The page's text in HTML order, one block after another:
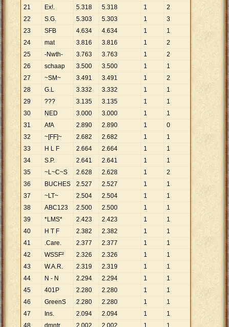
21
Ex!. 5.318 5.318 1
2
22
S.G. 5.303 5.303 1
3
23
SFB 4.634 4.634 1
1
24
mat 3.816 3.816 1
2
25
-Nwth- 3.763 3.763 1
2
26
schaap 3.500 3.500 1
1
27
~SM~ 3.491 3.491 1
2
28
G.L 3.332 3.332 1
1
29
??? 3.135 3.135 1
1
30
NED 3.000 3.000 1
1
31
AfA 2.890 2.890 1
0
32
~[FF]~ 2.682 2.682 1
1
33
H L F 2.664 2.664 1
1
34
S.P. 2.641 2.641 1
1
35
~L~C~S 2.628 2.628 1
2
36
BUCHES 2.527 2.527 1
1
37
~LT~ 2.504 2.504 1
1
38
ABC123 2.500 2.500 1
1
39
*LMS* 2.423 2.423 1
1
40
H T F 2.382 2.382 1
1
41
.Care. 2.377 2.377 1
1
42
WSSF² 2.326 2.326 1
1
43
W.A.R. 2.319 2.319 1
1
44
N - N 2.294 2.294 1
1
45
401P 2.280 2.280 1
1
46
GreenS 2.280 2.280 1
1
47
Ins. 2.094 2.094 1
1